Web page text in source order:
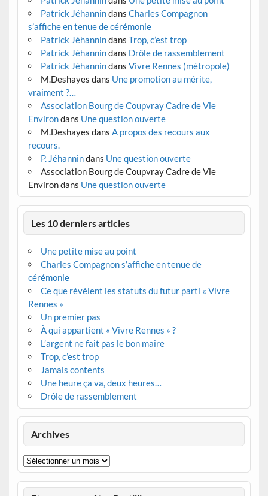
Patrick Jéhannindans Charles Compagnon
s’affiche en tenue de cérémonie
Patrick Jéhannindans Trop, c’est trop
Patrick Jéhannindans Drôle de rassemblement
Patrick Jéhannindans Vivre Rennes (métropole)
M.Deshayes dans Une promotion au mérite,
vraiment ?…
Association Bourg de Coupvray Cadre de Vie
Environdans Une question ouverte
M.Deshayes dans A propos des recours aux
recours.
P. Jéhannindans Une question ouverte
Association Bourg de Coupvray Cadre de Vie
Environdans Une question ouverte
Les 10 derniers articles
Une petite mise au point
Charles Compagnon s’affiche en tenue de
cérémonie
Ce que révèlent les statuts du futur parti « Vivre
Rennes »
Un premier pas
À qui appartient « Vivre Rennes » ?
L’argent ne fait pas le bon maire
Trop, c’est trop
Jamais contents
Une heure ça va, deux heures…
Drôle de rassemblement
Archives
Archives